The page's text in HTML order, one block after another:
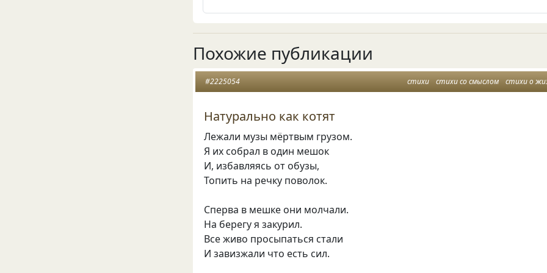
Похожие публикации
стихи стихи со смыслом стихи о
#2225054
Натурально как котят
Лежали музы мёртвым грузом.
Я их собрал в один мешок
И, избавляясь от обузы,
Топить на речку поволок.
Сперва в мешке они молчали.
На берегу я закурил.
Все живо просыпаться стали
И завизжали что есть сил.